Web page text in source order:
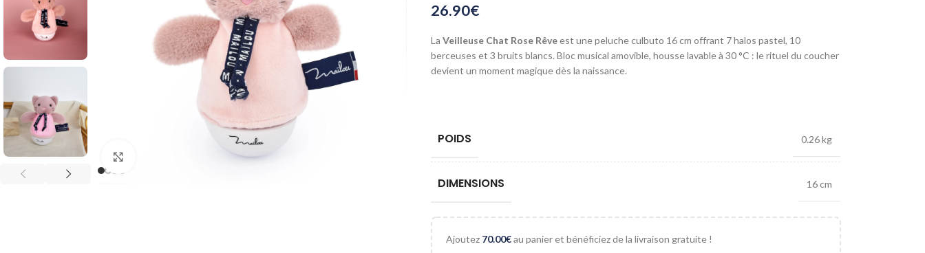
26.90€
La Veilleuse Chat Rose Rêveest une peluche culbuto 16 cm offrant 7 halos pastel, 10
berceuses et 3 bruits blancs. Bloc musical amovible, housse lavable à 30 °C : le rituel du coucher
devient un moment magique dès la naissance.
POIDS 0.26 kg
DIMENSIONS 16 cm
Ajoutez 70.00€au panier et bénéficiez de la livraison gratuite !